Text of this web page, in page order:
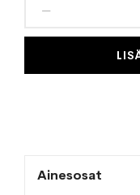
toivelistaan
Ainesosat